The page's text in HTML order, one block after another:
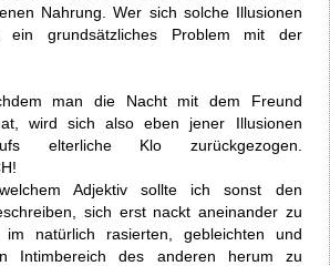
Nahrung. Wer sich solche Illusionen
ein grundsätzliches Problem mit der
man die Nacht mit dem Freund
wird sich also eben jener Illusionen
elterliche Klo zurückgezogen.
Adjektiv sollte ich sonst den
sich erst nackt aneinander zu
natürlich rasierten, gebleichten und
Intimbereich des anderen herum zu